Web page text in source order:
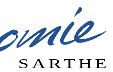
SARTHE
SARTHE